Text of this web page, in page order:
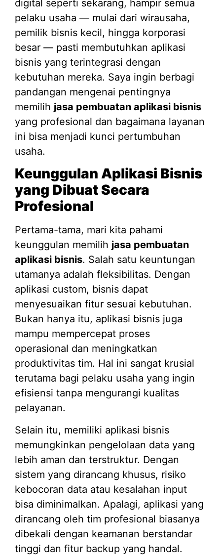
digital seperti sekarang, hampir semua
pelaku usaha — mulai dari wirausaha,
pemilik bisnis kecil, hingga korporasi
besar — pasti membutuhkan aplikasi
bisnis yang terintegrasi dengan
kebutuhan mereka. Saya ingin berbagi
pandangan mengenai pentingnya
memilih jasa pembuatan aplikasi bisnis
yang profesional dan bagaimana layanan
ini bisa menjadi kunci pertumbuhan
usaha.
Keunggulan Aplikasi Bisnis
yang Dibuat Secara
Profesional
Pertama-tama, mari kita pahami
keunggulan memilih jasa pembuatan
aplikasi bisnis. Salah satu keuntungan
utamanya adalah fleksibilitas. Dengan
aplikasi custom, bisnis dapat
menyesuaikan fitur sesuai kebutuhan.
Bukan hanya itu, aplikasi bisnis juga
mampu mempercepat proses
operasional dan meningkatkan
produktivitas tim. Hal ini sangat krusial
terutama bagi pelaku usaha yang ingin
efisiensi tanpa mengurangi kualitas
pelayanan.
Selain itu, memiliki aplikasi bisnis
memungkinkan pengelolaan data yang
lebih aman dan terstruktur. Dengan
sistem yang dirancang khusus, risiko
kebocoran data atau kesalahan input
bisa diminimalkan. Apalagi, aplikasi yang
dirancang oleh tim profesional biasanya
dibekali dengan keamanan berstandar
tinggi dan fitur backup yang handal.